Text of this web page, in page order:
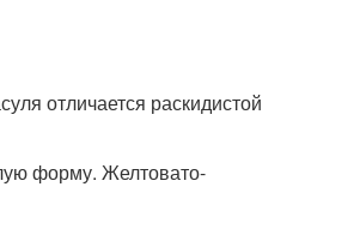
отличается раскидистой
форму. Желтовато-